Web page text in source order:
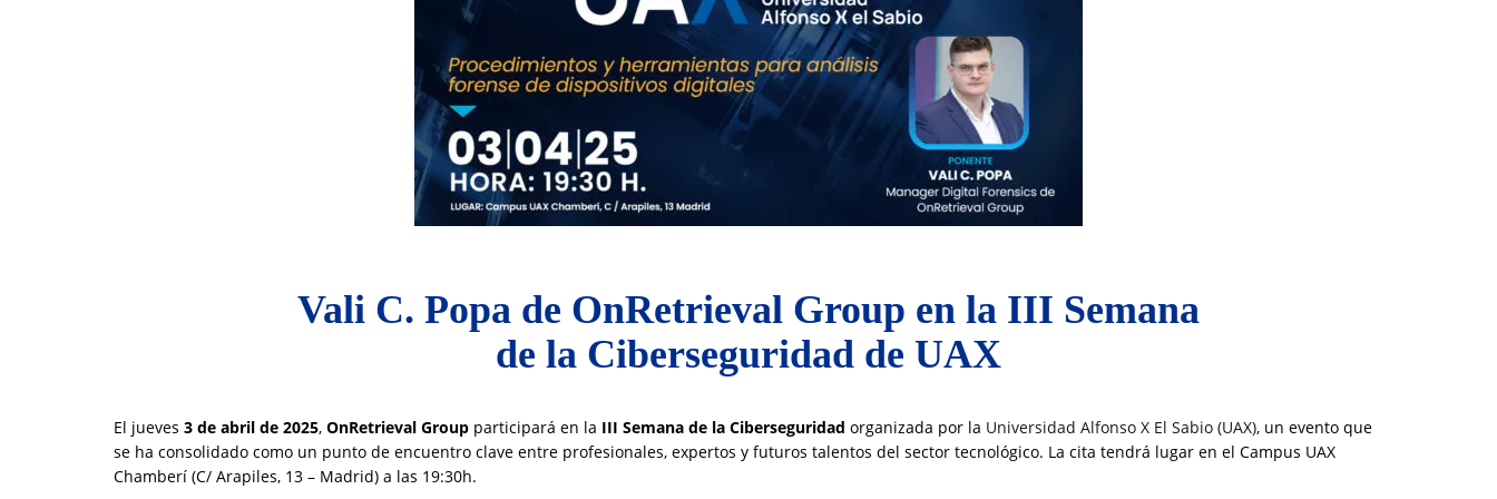
Vali C. Popa de OnRetrieval Group en la III Semana
de la Ciberseguridad de UAX
El jueves 3 de abril de 2025, OnRetrieval Group participará en la III Semana de la Ciberseguridad organizada por la Universidad Alfonso X El Sabio (UAX), un evento que
se ha consolidado como un punto de encuentro clave entre profesionales, expertos y futuros talentos del sector tecnológico. La cita tendrá lugar en el Campus UAX
Chamberí (C/ Arapiles, 13 – Madrid) a las 19:30h.